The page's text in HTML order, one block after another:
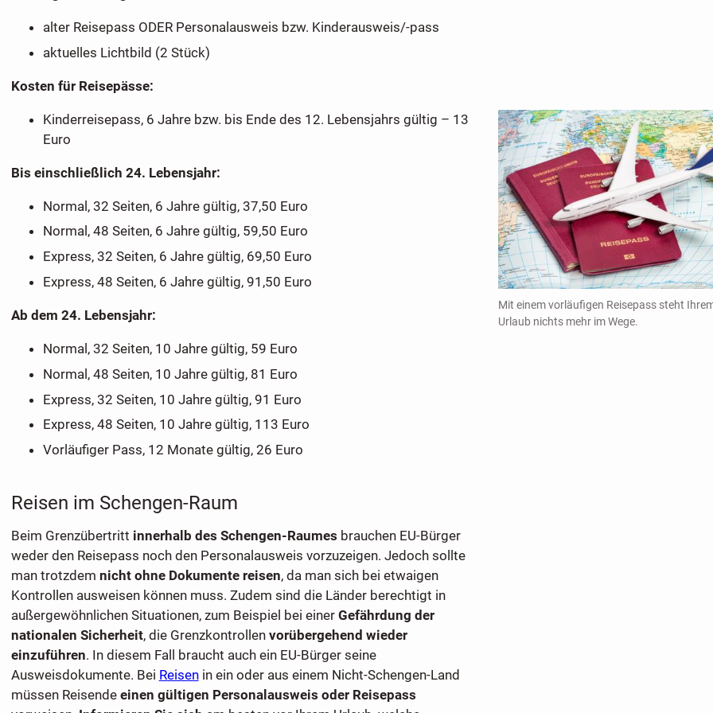
alter Reisepass ODER Personalausweis bzw. Kinderausweis/-pass
aktuelles Lichtbild (2 Stück)
Kosten für Reisepässe:
Mit einem vorläufigen Reisepass steht
Urlaub nichts mehr im Wege.
Kinderreisepass, 6 Jahre bzw. bis Ende des 12. Lebensjahrs gültig – 13
Euro
Bis einschließlich 24. Lebensjahr:
Normal, 32 Seiten, 6 Jahre gültig, 37,50 Euro
Normal, 48 Seiten, 6 Jahre gültig, 59,50 Euro
Express, 32 Seiten, 6 Jahre gültig, 69,50 Euro
Express, 48 Seiten, 6 Jahre gültig, 91,50 Euro
Ab dem 24. Lebensjahr:
Normal, 32 Seiten, 10 Jahre gültig, 59 Euro
Normal, 48 Seiten, 10 Jahre gültig, 81 Euro
Express, 32 Seiten, 10 Jahre gültig, 91 Euro
Express, 48 Seiten, 10 Jahre gültig, 113 Euro
Vorläufiger Pass, 12 Monate gültig, 26 Euro
Reisen im Schengen-Raum
Beim Grenzübertritt innerhalb des Schengen-Raumes brauchen EU-Bürger
weder den Reisepass noch den Personalausweis vorzuzeigen. Jedoch sollte
man trotzdem nicht ohne Dokumente reisen, da man sich bei etwaigen
Kontrollen ausweisen können muss. Zudem sind die Länder berechtigt in
außergewöhnlichen Situationen, zum Beispiel bei einer Gefährdung der
nationalen Sicherheit, die Grenzkontrollen vorübergehend wieder
einzuführen. In diesem Fall braucht auch ein EU-Bürger seine
Ausweisdokumente. Bei Reisenin ein oder aus einem Nicht-Schengen-Land
müssen Reisende einen gültigen Personalausweis oder Reisepass